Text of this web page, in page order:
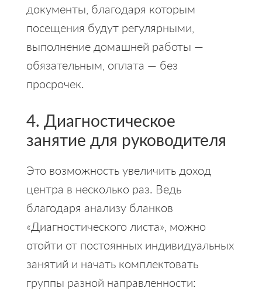
документы, благодаря которым
посещения будут регулярными,
выполнение домашней работы —
обязательным, оплата — без
просрочек.
4. Диагностическое
занятие для руководителя
Это возможность увеличить доход
центра в несколько раз. Ведь
благодаря анализу бланков
«Диагностического листа», можно
отойти от постоянных индивидуальных
занятий и начать комплектовать
группы разной направленности: